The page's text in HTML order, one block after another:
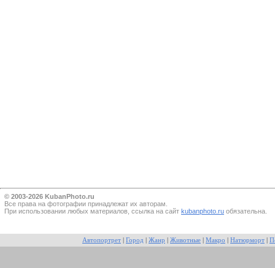
© 2003-2026 KubanPhoto.ru
Все прaва на фотографии принадлежат их авторам.
При использовании любых материалов, ссылка на сайт kubanphoto.ru обязательна.
Автопортрет Город Жанр Животные Макро Натюрморт